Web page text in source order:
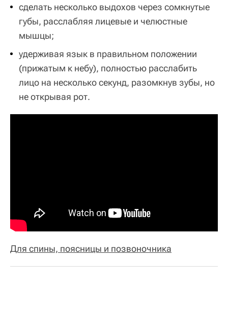
сделать несколько выдохов через сомкнутые
губы, расслабляя лицевые и челюстные
мышцы;
удерживая язык в правильном положении
(прижатым к небу), полностью расслабить
лицо на несколько секунд, разомкнув зубы, но
не открывая рот.
Для спины, поясницы и позвоночника